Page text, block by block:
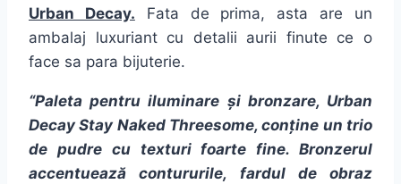
Urban Decay. Fata de prima, asta are un
ambalaj luxuriant cu detalii aurii finute ce o
face sa para bijuterie.
“Paleta pentru iluminare și bronzare, Urban
Decay Stay Naked Threesome, conține un trio
de pudre cu texturi foarte fine. Bronzerul
accentuează contururile, fardul de obraz